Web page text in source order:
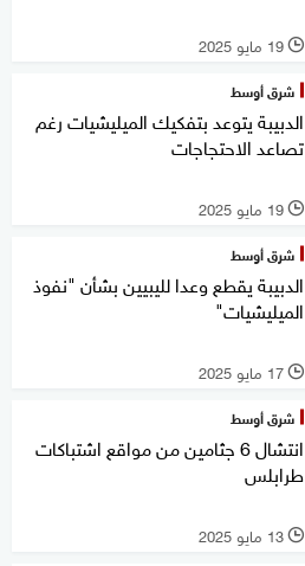
l 19 مايو 2025
شرق أوسط
الدبيبة يتوعد بتفكيك الميليشيات رغم
تصاعد الاحتجاجات
l 19 مايو 2025
شرق أوسط
الدبيبة يقطع وعدا لليبيين بشأن "نفوذ
الميليشيات"
l 17 مايو 2025
شرق أوسط
انتشال 6 جثامين من مواقع اشتباكات
طرابلس
l 13 مايو 2025